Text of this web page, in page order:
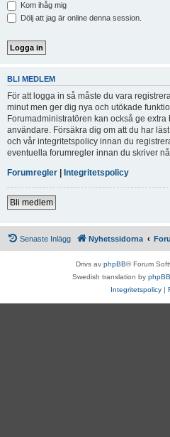
Kom ihåg mig
Dölj att jag är online denna session.
BLI MEDLEM
För att logga in så måste du vara
minut men ger dig nya och utökade
Forumadministratören kan också ge
användare. Försäkra dig om att du har
och vår integritetspolicy innan du
eventuella forumregler innan du skriver
Forumregler | Integritetspolicy
Bli medlem
Senaste Inlägg Nyhetssidorna
Drivs av phpBB® Forum
Swedish translation by
Integritetspolicy |